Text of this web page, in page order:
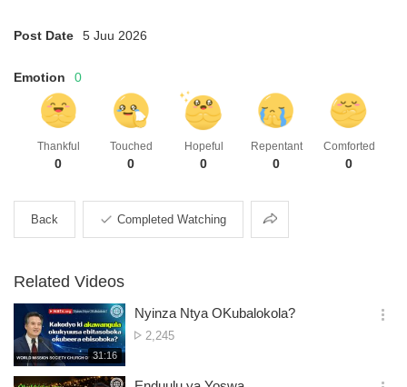
Post Date 5 Juu 2026
Emotion 0
Thankful
0
Touched
0
Hopeful
0
Repentant
0
Comforted
0
Back Completed Watching Share
Related Videos
재
생
시
31:16
Nyinza Ntya OKubalokola?
No.
2,245
옵